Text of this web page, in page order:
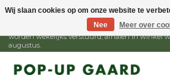
1 - 15 augustus is de winkel gesloten, webshop
worden wekelijks verstuurd, afhalen in winkel
augustus.
Wij slaan cookies op om onze website te
Nee
Meer over